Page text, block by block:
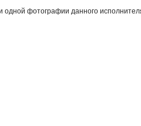
одной фотографии данного